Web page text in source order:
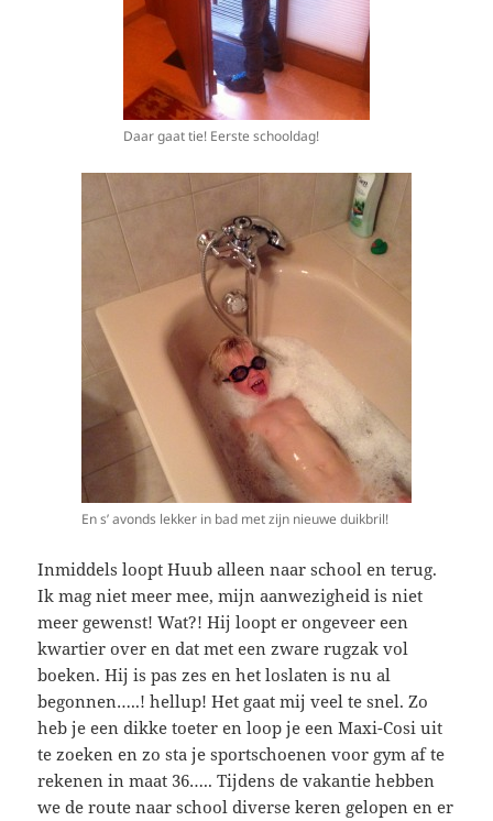
Daar gaat tie! Eerste schooldag!
En s’ avonds lekker in bad met zijn nieuwe duikbril!
Inmiddels loopt Huub alleen naar school en terug.
Ik mag niet meer mee, mijn aanwezigheid is niet
meer gewenst! Wat?! Hij loopt er ongeveer een
kwartier over en dat met een zware rugzak vol
boeken. Hij is pas zes en het loslaten is nu al
begonnen…..! hellup! Het gaat mij veel te snel. Zo
heb je een dikke toeter en loop je een Maxi-Cosi uit
te zoeken en zo sta je sportschoenen voor gym af te
rekenen in maat 36….. Tijdens de vakantie hebben
we de route naar school diverse keren gelopen en er